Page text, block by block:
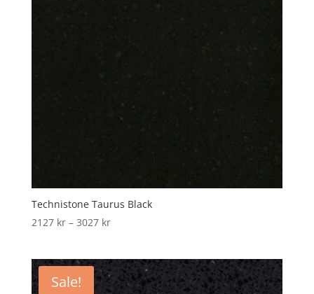
Technistone Taurus Black
2127 kr – 3027 krPrice
through
3027 kr
Sale!